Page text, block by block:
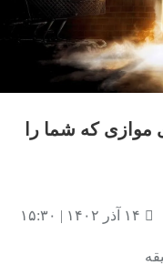
موازی که شما را
۱۴ آذر ۱۴۰۲ | ۱۵:۳۰